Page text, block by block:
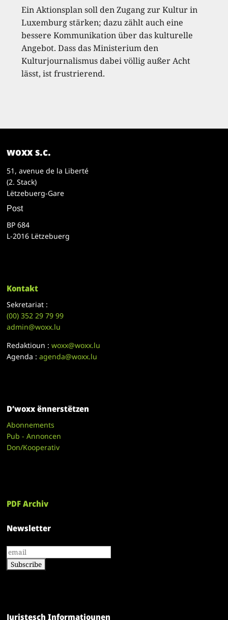
Ein Aktionsplan soll den Zugang zur Kultur in
Luxemburg stärken; dazu zählt auch eine
bessere Kommunikation über das kulturelle
Angebot. Dass das Ministerium den
Kulturjournalismus dabei völlig außer Acht
lässt, ist frustrierend.
woxx s.c.
51, avenue de la Liberté
(2. Stack)
Lëtzebuerg-Gare
Post
BP 684
L-2016 Lëtzebuerg
Kontakt
Sekretariat :
(00)352 29 79 99
admin@woxx.lu
Redaktioun :woxx@woxx.lu
Agenda :agenda@woxx.lu
D’woxx ënnerstëtzen
Abonnements
Pub - Annoncen
Don/Kooperativ
PDF Archiv
Newsletter
Juristesch Informatiounen